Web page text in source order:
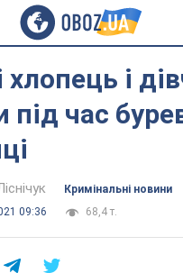
хлопець і
під час
Кримінальні новини
09:36
68,4 т.